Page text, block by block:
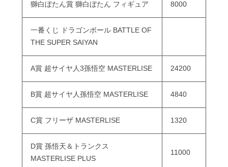
獅白ぼたん賞 獅白ぼたん フィギュア 8000
一番くじ ドラゴンボール BATTLE OF
THE SUPER SAIYAN
A賞 超サイヤ人3孫悟空 MASTERLISE 24200
B賞 超サイヤ人孫悟空 MASTERLISE 4840
C賞 フリーザ MASTERLISE 1320
D賞 孫悟天＆トランクス
MASTERLISE PLUS
11000